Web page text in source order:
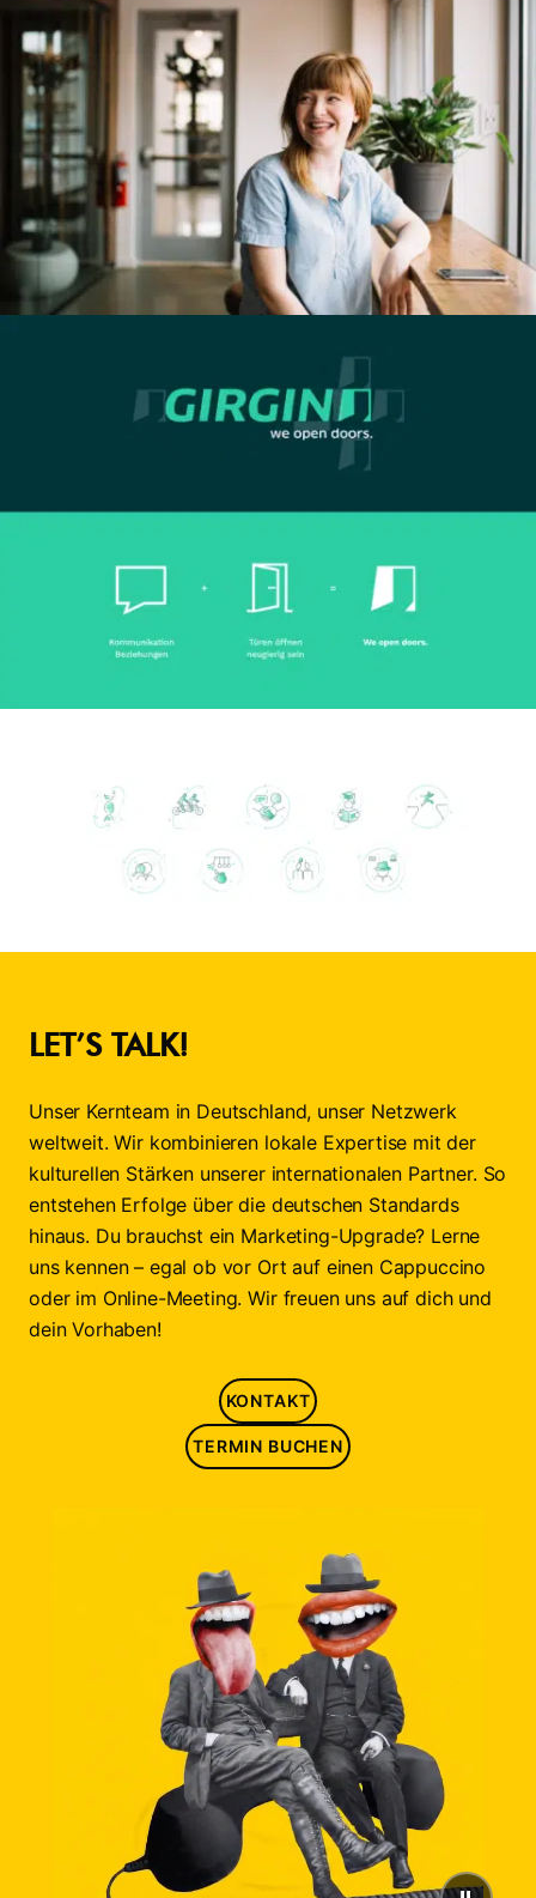
LET’S TALK!
Unser Kernteam in Deutschland, unser Netzwerk
weltweit. Wir kombinieren lokale Expertise mit der
kulturellen Stärken unserer internationalen Partner. So
entstehen Erfolge über die deutschen Standards
hinaus. Du brauchst ein Marketing-Upgrade? Lerne
uns kennen – egal ob vor Ort auf einen Cappuccino
oder im Online-Meeting. Wir freuen uns auf dich und
dein Vorhaben!
KONTAKT
TERMIN BUCHEN